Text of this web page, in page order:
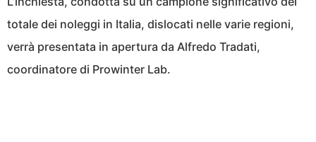
totale dei noleggi in Italia, dislocati nelle varie regioni,
verrà presentata in apertura da Alfredo Tradati,
coordinatore di Prowinter Lab.